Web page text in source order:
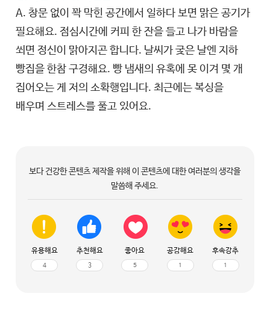
A. 창문 없이 꽉 막힌 공간에서 일하다 보면 맑은 공기가
필요해요. 점심시간에 커피 한 잔을 들고 나가 바람을
쐬면 정신이 맑아지곤 합니다. 날씨가 궂은 날엔 지하
빵집을 한참 구경해요. 빵 냄새의 유혹에 못 이겨 몇 개
집어오는 게 저의 소확행입니다. 최근에는 복싱을
배우며 스트레스를 풀고 있어요.
보다 건강한 콘텐츠 제작을 위해 이 콘텐츠에 대한 여러분의 생각을
말씀해 주세요.
유용해요
4
추천해요
3
좋아요
5
공감해요
1
후속강추
1